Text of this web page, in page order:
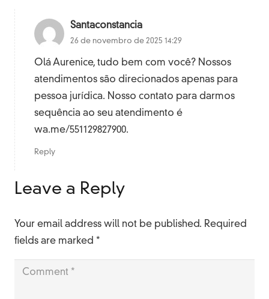
Santaconstancia
26 de novembro de 2025 14:29
Olá Aurenice, tudo bem com você? Nossos
atendimentos são direcionados apenas para
pessoa jurídica. Nosso contato para darmos
sequência ao seu atendimento é
wa.me/551129827900.
Reply
Leave a Reply
Your email address will not be published. Required
fields are marked *